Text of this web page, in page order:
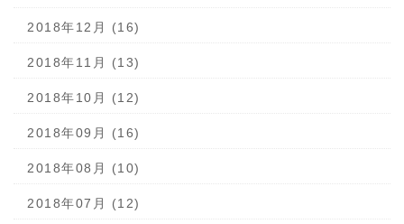
2018年12月 (16)
2018年11月 (13)
2018年10月 (12)
2018年09月 (16)
2018年08月 (10)
2018年07月 (12)